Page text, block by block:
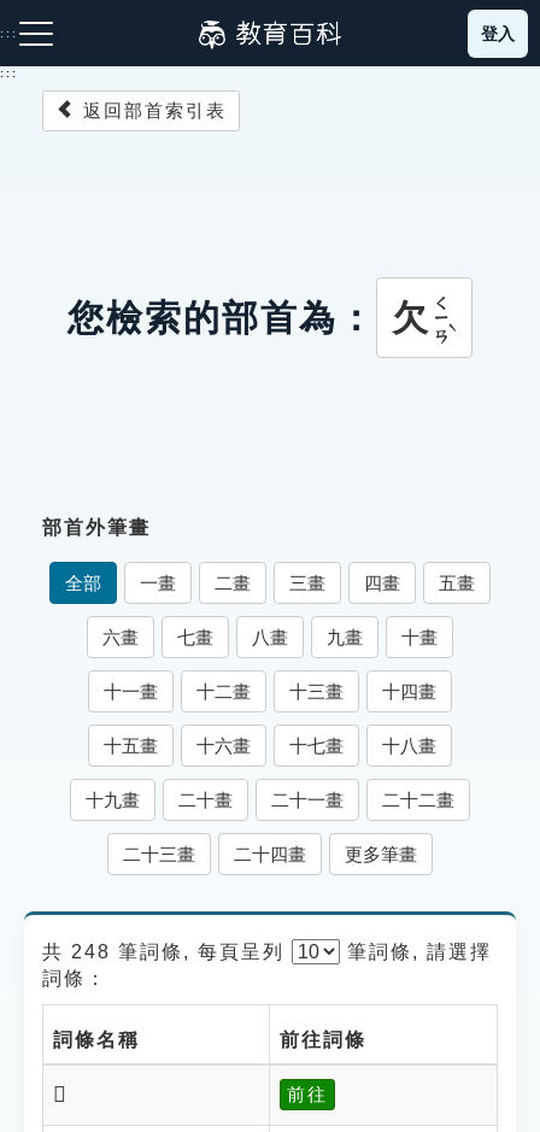
到
主
:::
索引選單
知識索引
單字索引
生命大百科索引
遊戲專區
教學應用
登入
:::
返回部首索引表
您檢索的部首為： 欠 ㄑㄧㄢˋ
部首外筆畫
全部 一畫 二畫 三畫 四畫 五畫
六畫 七畫 八畫 九畫 十畫
十一畫 十二畫 十三畫 十四畫
十五畫 十六畫 十七畫 十八畫
十九畫 二十畫 二十一畫 二十二畫
二十三畫 二十四畫 更多筆畫
共 248 筆詞條, 每頁呈列 筆詞條, 請選擇
詞條：
詞條名稱 前往詞條
𣢄 前往